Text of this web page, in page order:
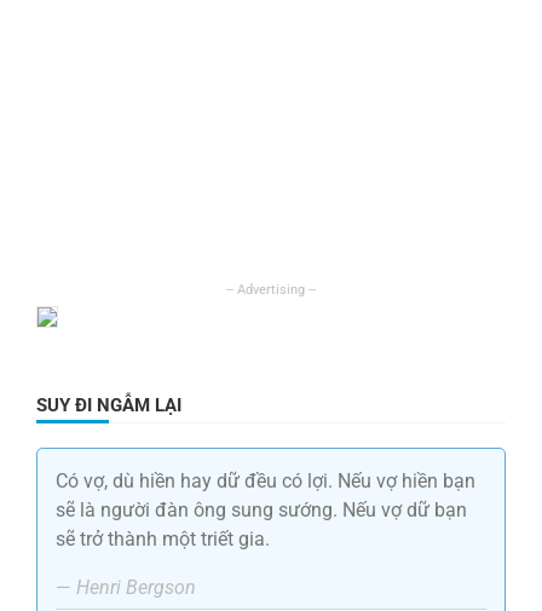
SUY ĐI NGẪM LẠI
Có vợ, dù hiền hay dữ đều có lợi. Nếu vợ hiền bạn
sẽ là người đàn ông sung sướng. Nếu vợ dữ bạn
sẽ trở thành một triết gia.
— Henri Bergson